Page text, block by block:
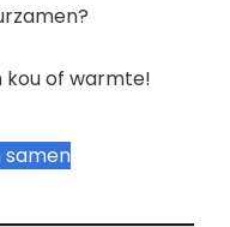
kou of warmte!
samen